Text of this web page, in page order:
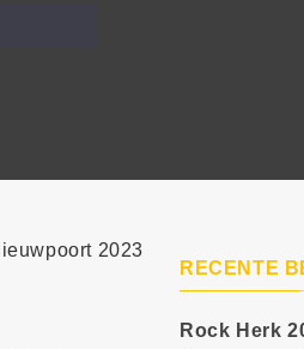
RECENTE
Rock Herk